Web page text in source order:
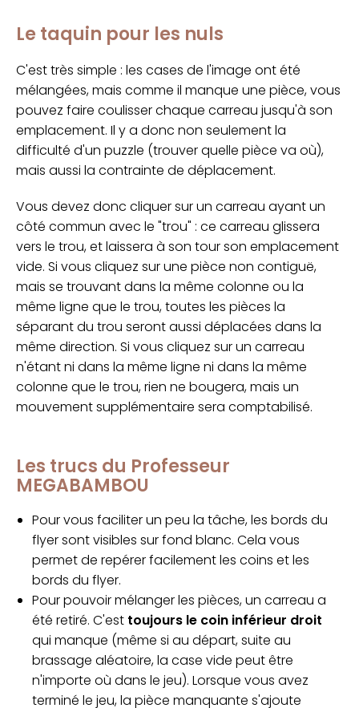
Le taquin pour les nuls
C'est très simple : les cases de l'image ont été
mélangées, mais comme il manque une pièce, vous
pouvez faire coulisser chaque carreau jusqu'à son
emplacement. Il y a donc non seulement la
difficulté d'un puzzle (trouver quelle pièce va où),
mais aussi la contrainte de déplacement.
Vous devez donc cliquer sur un carreau ayant un
côté commun avec le "trou" : ce carreau glissera
vers le trou, et laissera à son tour son emplacement
vide. Si vous cliquez sur une pièce non contiguë,
mais se trouvant dans la même colonne ou la
même ligne que le trou, toutes les pièces la
séparant du trou seront aussi déplacées dans la
même direction. Si vous cliquez sur un carreau
n'étant ni dans la même ligne ni dans la même
colonne que le trou, rien ne bougera, mais un
mouvement supplémentaire sera comptabilisé.
Les trucs du Professeur
MEGABAMBOU
Pour vous faciliter un peu la tâche, les bords du
flyer sont visibles sur fond blanc. Cela vous
permet de repérer facilement les coins et les
bords du flyer.
Pour pouvoir mélanger les pièces, un carreau a
été retiré. C'est toujours le coin inférieur droit
qui manque (même si au départ, suite au
brassage aléatoire, la case vide peut être
n'importe où dans le jeu). Lorsque vous avez
terminé le jeu, la pièce manquante s'ajoute